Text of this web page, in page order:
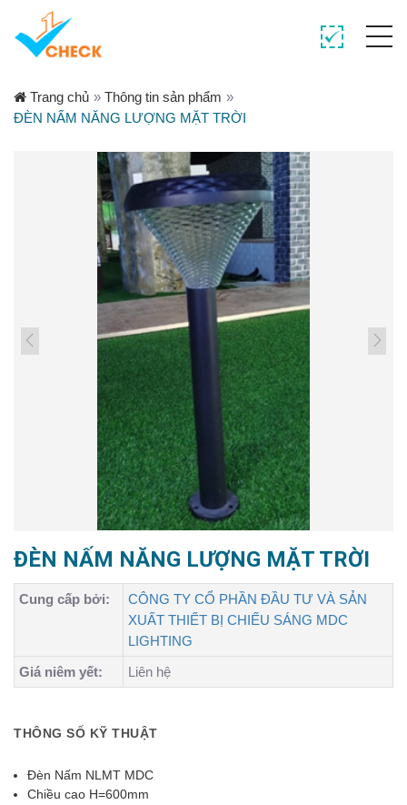
Trang chủ » Thông tin sản phẩm »
ĐÈN NẤM NĂNG LƯỢNG MẶT TRỜI
ĐÈN NẤM NĂNG LƯỢNG MẶT TRỜI
Cung cấp bởi:
CÔNG TY CỔ PHẦN ĐẦU TƯ VÀ SẢN
XUẤT THIẾT BỊ CHIẾU SÁNG MDC
LIGHTING
Giá niêm yết:
Liên hệ
THÔNG SỐ KỸ THUẬT
Đèn Nấm NLMT MDC
Chiều cao H=600mm